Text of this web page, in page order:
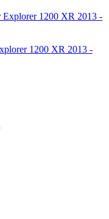
1200 XR 2013 -